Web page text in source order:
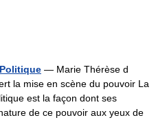
— Marie Thérèse d
la mise en scène du pouvoir La
est la façon dont ses
de ce pouvoir aux yeux de